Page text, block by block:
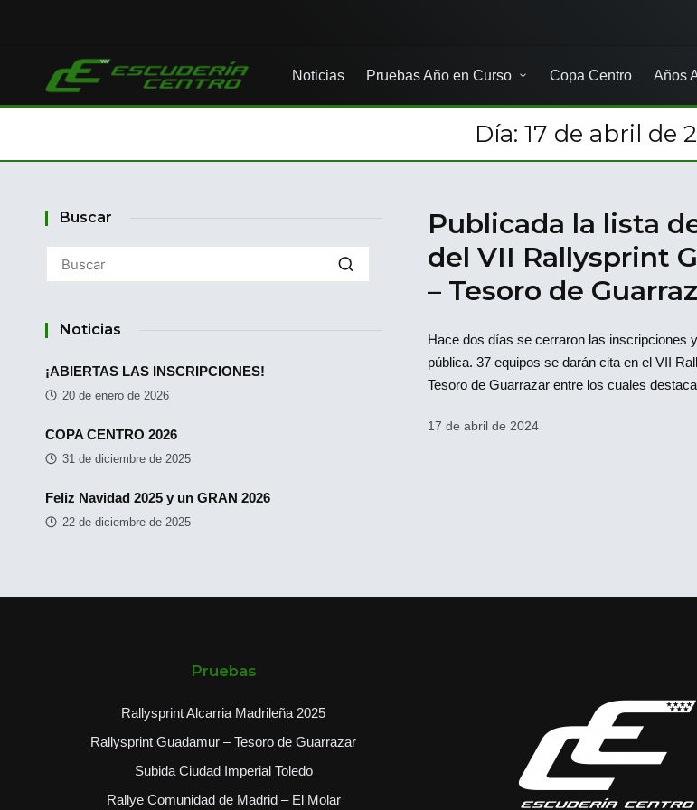
Noticias Pruebas Año en Curso Copa Centro Años
Día: 17 de abril de
Publicada la lista
del VII Rallysprint
– Tesoro de
Hace dos días se cerraron las inscripciones
pública. 37 equipos se darán cita en el VII
Tesoro de Guarrazar entre los cuales
17 de abril de 2024
Buscar
Noticias
¡ABIERTAS LAS INSCRIPCIONES!
20 de enero de 2026
COPA CENTRO 2026
31 de diciembre de 2025
Feliz Navidad 2025 y un GRAN 2026
22 de diciembre de 2025
Pruebas
Rallysprint Alcarria Madrileña 2025
Rallysprint Guadamur – Tesoro de Guarrazar
Subida Ciudad Imperial Toledo
Rallye Comunidad de Madrid – El Molar